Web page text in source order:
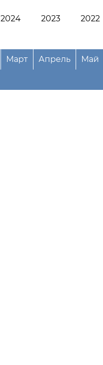
2024 2023 2022
Март Апрель Май